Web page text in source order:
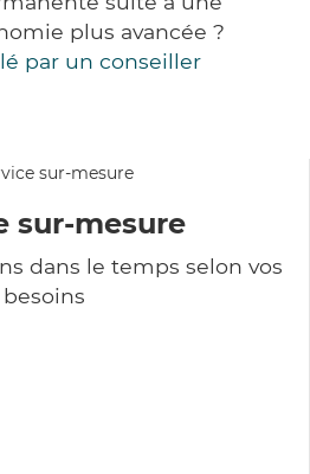
plus avancée ?
par un conseiller
sur-mesure
dans le temps selon vos
besoins